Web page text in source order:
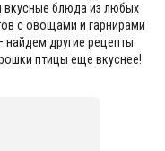
вкусные блюда из любых
с овощами и гарнирами
найдем другие рецепты
птицы еще вкуснее!